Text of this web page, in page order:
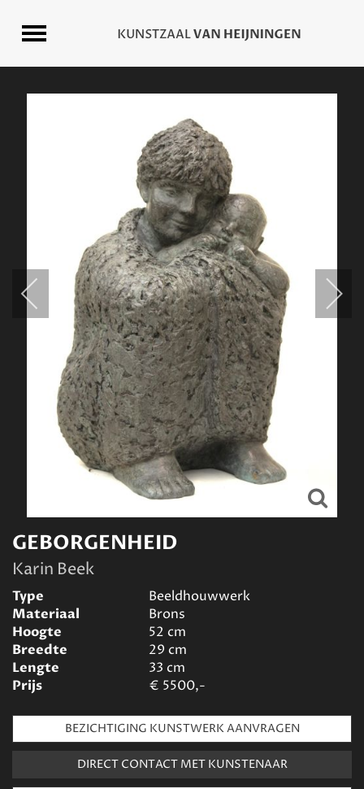
GEBORGENHEID
Karin Beek
Type
Beeldhouwwerk
Materiaal
Brons
Hoogte
52 cm
Breedte
29 cm
Lengte
33 cm
Prijs
€ 5500,-
BEZICHTIGING KUNSTWERK AANVRAGEN
DIRECT CONTACT MET KUNSTENAAR